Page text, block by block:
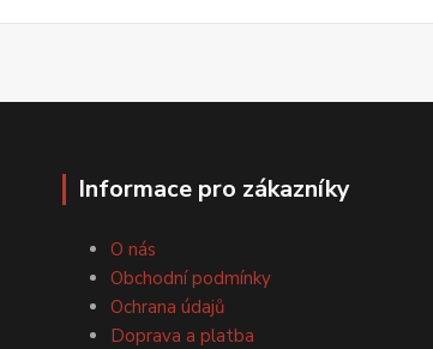
Informace pro zákazníky
O nás
Obchodní podmínky
Ochrana údajů
Doprava a platba